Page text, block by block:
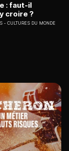
: faut-il
croire ?
CULTURES DU MONDE